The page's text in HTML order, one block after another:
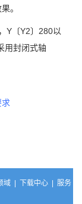
。
〔Y2〕280以
用封闭式轴
求
域 下载中心 服务